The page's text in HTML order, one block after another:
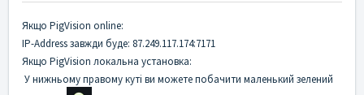
Якщо PigVision online:
IP-Address завжди буде: 87.249.117.174:7171
Якщо PigVision локальна установка:
У нижньому правому куті ви можете побачити маленький зелений